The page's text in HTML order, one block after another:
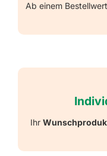
Ab einem
Ihr